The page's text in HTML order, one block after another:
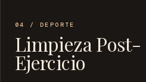
04 / DEPORTE
Limpieza Post-
Ejercicio